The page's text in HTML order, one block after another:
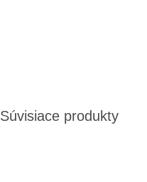
Súvisiace produkty